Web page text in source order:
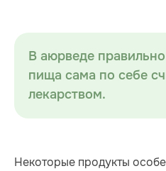
В аюрведе
пища сама по себе
лекарством.
Некоторые продукты